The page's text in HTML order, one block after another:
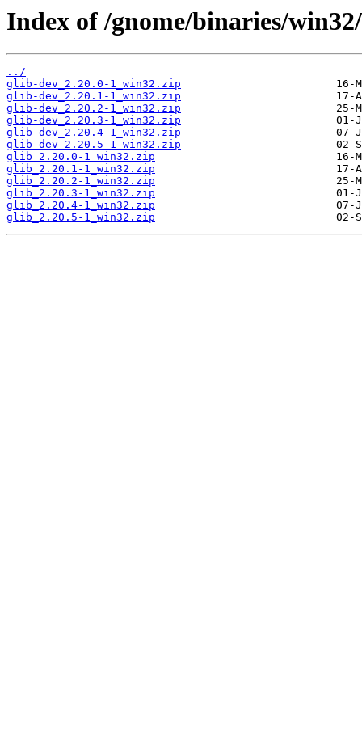
Index of /gnome/binaries/
../
glib-dev_2.20.0-1_win32.zip
glib-dev_2.20.1-1_win32.zip
glib-dev_2.20.2-1_win32.zip
glib-dev_2.20.3-1_win32.zip
glib-dev_2.20.4-1_win32.zip
glib-dev_2.20.5-1_win32.zip
glib_2.20.0-1_win32.zip
glib_2.20.1-1_win32.zip
glib_2.20.2-1_win32.zip
glib_2.20.3-1_win32.zip
glib_2.20.4-1_win32.zip
glib_2.20.5-1_win32.zip